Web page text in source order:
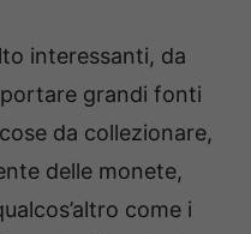
interessanti, da
grandi fonti
da collezionare,
delle monete,
come i